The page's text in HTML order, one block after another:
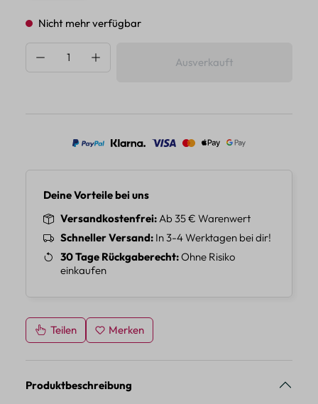
Nicht mehr verfügbar
Produkt Anzahl: Gib den gewünschten
Ausverkauft
Deine Vorteile bei uns
Versandkostenfrei Ab 35 € Warenwert
Schneller Versand In 3-4 Werktagen bei dir!
30 Tage Rückgaberecht Ohne Risiko
einkaufen
Teilen Merken
Produktbeschreibung